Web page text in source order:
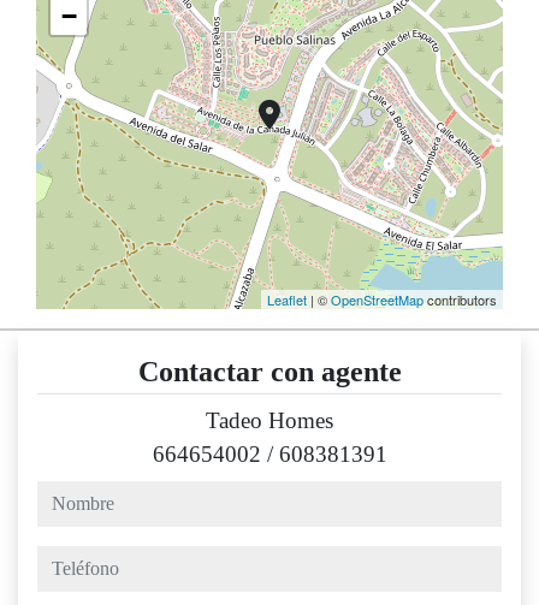
−
Leaflet | ©OpenStreetMapcontributors
Contactar con agente
Tadeo Homes
664654002 /608381391
nombre
teléfono